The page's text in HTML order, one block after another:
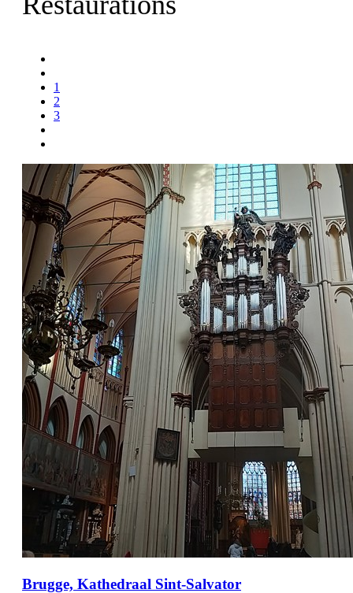
1
2
3
Brugge, Kathedraal Sint-Salvator